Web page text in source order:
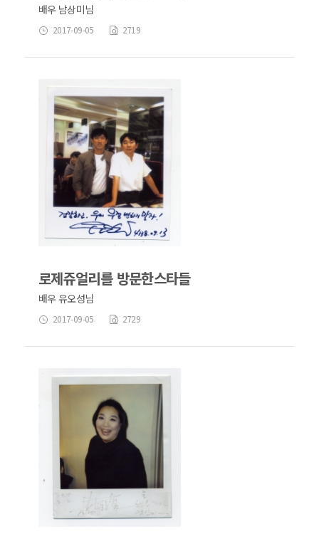
배우 남상미님
2017-09-05 2719
로제쥬얼리를 방문한스타들
배우 유오성님
2017-09-05 2729